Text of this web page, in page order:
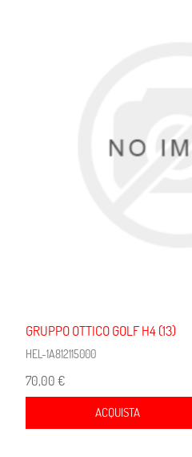
GRUPPO OTTICO GOLF H4 (13)
HEL-1A812115000
70,00 €
ACQUISTA